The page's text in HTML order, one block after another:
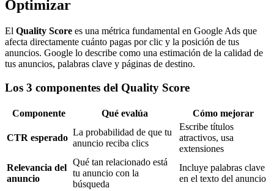
Optimizar
El Quality Score es una métrica fundamental en Google Ads que
afecta directamente cuánto pagas por clic y la posición de tus
anuncios. Google lo describe como una estimación de la calidad de
tus anuncios, palabras clave y páginas de destino.
Los 3 componentes del Quality Score
Componente Qué evalúa Cómo mejorar
CTR esperado
La probabilidad de que tu
anuncio reciba clics
Escribe títulos
atractivos, usa
extensiones
Relevancia del
anuncio
Qué tan relacionado está
tu anuncio con la
búsqueda
Incluye palabras clave
en el texto del anuncio